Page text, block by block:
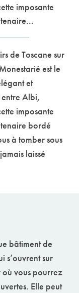
imposante
de Toscane sur
est le
et
Albi,
imposante
bordé
à tomber sous
laissé
bâtiment de
s’ouvrent sur
où vous pourrez
Elle peut